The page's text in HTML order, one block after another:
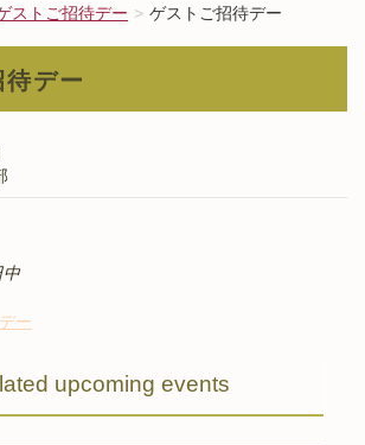
n
ストご招待デー ゲストご招待デー
デー
中
ー
upcoming events